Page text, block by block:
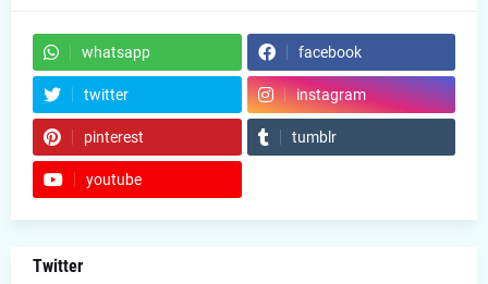
whatsapp facebook
twitter instagram
pinterest tumblr
youtube
Twitter